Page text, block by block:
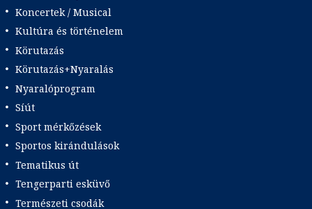
Koncertek / Musical
Kultúra és történelem
Körutazás
Körutazás+Nyaralás
Nyaralóprogram
Síút
Sport mérkőzések
Sportos kirándulások
Tematikus út
Tengerparti esküvő
Természeti csodák